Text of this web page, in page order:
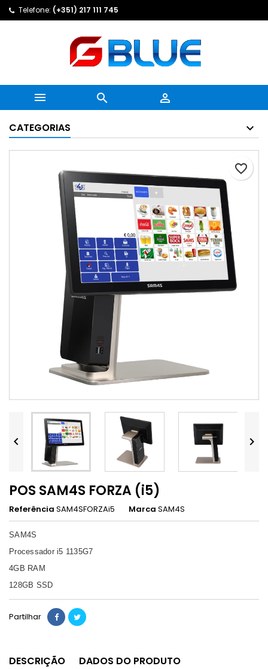
Telefone: (+351) 217 111 745
  
CATEGORIAS
favorite_border
 
POS SAM4S FORZA (i5)
Referência SAM4SFORZAi5 Marca SAM4S
SAM4S
Processador i5 1135G7
4GB RAM
128GB SSD
Partilhar
DESCRIÇÃO DADOS DO PRODUTO